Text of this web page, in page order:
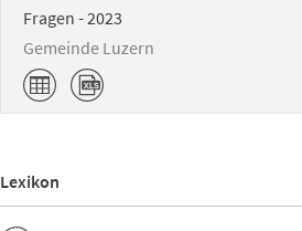
Fragen - 2023
Gemeinde Luzern
Lexikon